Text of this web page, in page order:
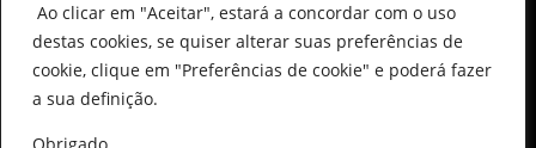
Ao clicar em "Aceitar", estará a concordar com o uso
destas cookies, se quiser alterar suas preferências de
cookie, clique em "Preferências de cookie" e poderá fazer
a sua definição.© All Copyright 2025 by Delarobia.pt